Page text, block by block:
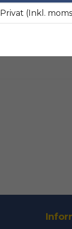
Privat (Inkl.